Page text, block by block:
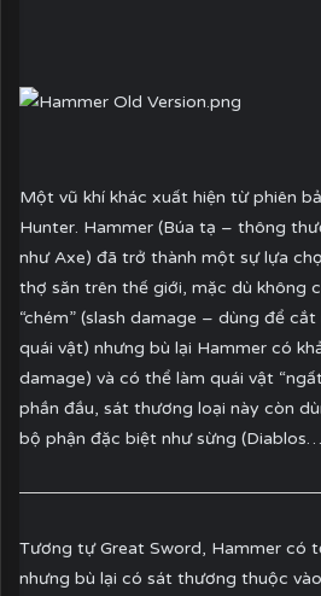
Một vũ khí khác xuất hiện từ phiên
Hunter. Hammer (Búa tạ – thông
như Axe) đã trở thành một sự lựa
thợ săn trên thế giới, mặc dù không
“chém” (slash damage – dùng để
quái vật) nhưng bù lại Hammer có
damage) và có thể làm quái vật
phần đầu, sát thương loại này còn
bộ phận đặc biệt như sừng
Tương tự Great Sword, Hammer có
nhưng bù lại có sát thương thuộc